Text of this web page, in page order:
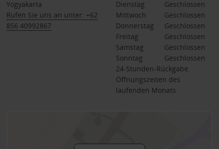
Yogyakarta
Rufen Sie uns an unter: +62
856 40992867
Dienstag
Geschlossen
Mittwoch
Geschlossen
Donnerstag
Geschlossen
Freitag
Geschlossen
Samstag
Geschlossen
Sonntag
Geschlossen
24-Stunden-Rückgabe.
Öffnungszeiten des
laufenden Monats.